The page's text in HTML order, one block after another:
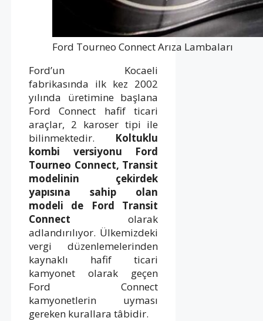
Ford Tourneo Connect Arıza Lambaları
Ford’un Kocaeli
fabrikasında ilk kez 2002
yılında üretimine başlana
Ford Connect hafif ticari
araçlar, 2 karoser tipi ile
bilinmektedir. Koltuklu
kombi versiyonu Ford
Tourneo Connect, Transit
modelinin çekirdek
yapısına sahip olan
modeli de Ford Transit
Connect olarak
adlandırılıyor. Ülkemizdeki
vergi düzenlemelerinden
kaynaklı hafif ticari
kamyonet olarak geçen
Ford Connect
kamyonetlerin uyması
gereken kurallara tâbidir.